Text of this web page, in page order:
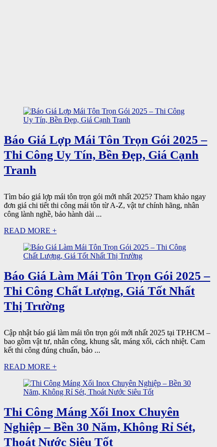
Báo Giá Lợp Mái Tôn Trọn Gói 2025 –
Thi Công Uy Tín, Bền Đẹp, Giá Cạnh
Tranh
Tìm báo giá lợp mái tôn trọn gói mới nhất 2025? Tham khảo ngay
đơn giá chi tiết thi công mái tôn từ A-Z, vật tư chính hãng, nhân
công lành nghề, bảo hành dài ...
READ MORE +
Báo Giá Làm Mái Tôn Trọn Gói 2025 –
Thi Công Chất Lượng, Giá Tốt Nhất
Thị Trường
Cập nhật báo giá làm mái tôn trọn gói mới nhất 2025 tại TP.HCM –
bao gồm vật tư, nhân công, khung sắt, máng xối, cách nhiệt. Cam
kết thi công đúng chuẩn, bảo ...
READ MORE +
Thi Công Máng Xối Inox Chuyên
Nghiệp – Bền 30 Năm, Không Rỉ Sét,
Thoát Nước Siêu Tốt